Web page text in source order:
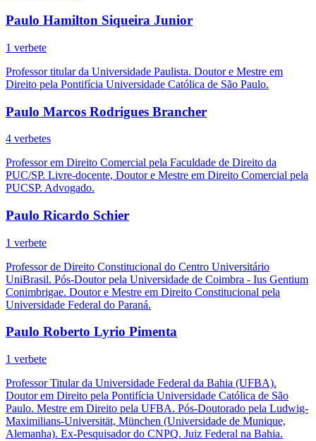
Paulo Hamilton Siqueira Junior
1 verbete
Professor titular da Universidade Paulista. Doutor e Mestre em
Direito pela Pontifícia Universidade Católica de São Paulo.
Paulo Marcos Rodrigues Brancher
4 verbetes
Professor em Direito Comercial pela Faculdade de Direito da
PUC/SP. Livre-docente, Doutor e Mestre em Direito Comercial pela
PUCSP. Advogado.
Paulo Ricardo Schier
1 verbete
Professor de Direito Constitucional do Centro Universitário
UniBrasil. Pós-Doutor pela Universidade de Coimbra - Ius Gentium
Conimbrigae. Doutor e Mestre em Direito Constitucional pela
Universidade Federal do Paraná.
Paulo Roberto Lyrio Pimenta
1 verbete
Professor Titular da Universidade Federal da Bahia (UFBA).
Doutor em Direito pela Pontifícia Universidade Católica de São
Paulo. Mestre em Direito pela UFBA. Pós-Doutorado pela Ludwig-
Maximilians-Universität, München (Universidade de Munique,
Alemanha). Ex-Pesquisador do CNPQ. Juiz Federal na Bahia.